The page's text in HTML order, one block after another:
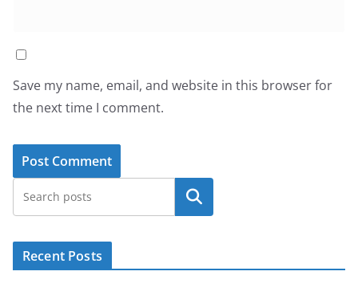
Save my name, email, and website in this browser for
the next time I comment.
Search
Recent Posts